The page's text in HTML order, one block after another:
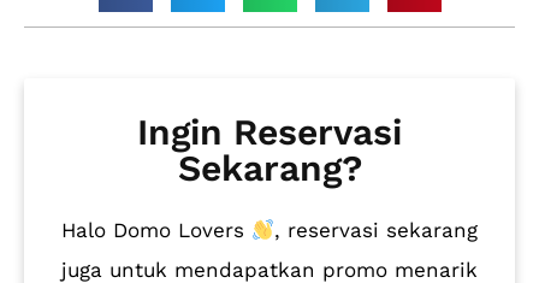
Ingin Reservasi
Sekarang?
Halo Domo Lovers
, reservasi sekarang
juga untuk mendapatkan promo menarik